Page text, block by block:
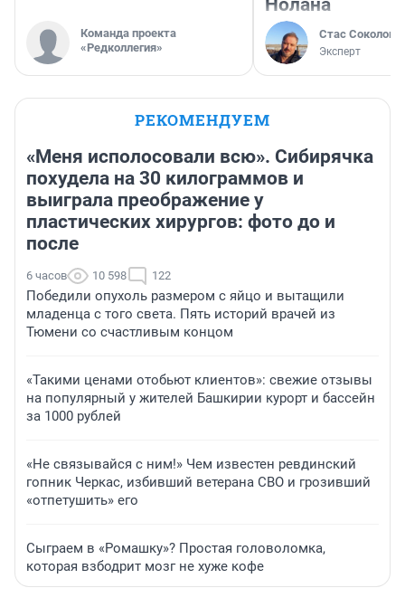
Команда проекта
«Редколлегия»
Нолана
Стас Соколов
Эксперт
РЕКОМЕНДУЕМ
«Меня исполосовали всю». Сибирячка
похудела на 30 килограммов и
выиграла преображение у
пластических хирургов: фото до и
после
6 часов 10 598 122
Победили опухоль размером с яйцо и вытащили
младенца с того света. Пять историй врачей из
Тюмени со счастливым концом
«Такими ценами отобьют клиентов»: свежие отзывы
на популярный у жителей Башкирии курорт и бассейн
за 1000 рублей
«Не связывайся с ним!» Чем известен ревдинский
гопник Черкас, избивший ветерана СВО и грозивший
«отпетушить» его
Сыграем в «Ромашку»? Простая головоломка,
которая взбодрит мозг не хуже кофе